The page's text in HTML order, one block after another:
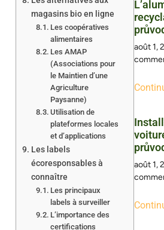
magasins bio en ligne
Les coopératives
alimentaires
Les AMAP
(Associations pour
le Maintien d’une
Agriculture
Paysanne)
Utilisation de
plateformes locales
et d’applications
Les labels
écoresponsables à
connaître
Les principaux
labels à surveiller
L’importance des
certifications
août 1,
août 1,